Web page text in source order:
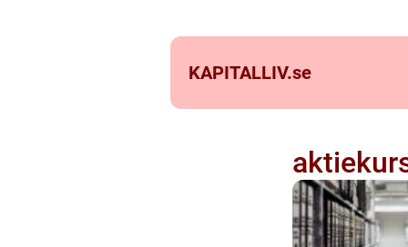
KAPITALLIV.se